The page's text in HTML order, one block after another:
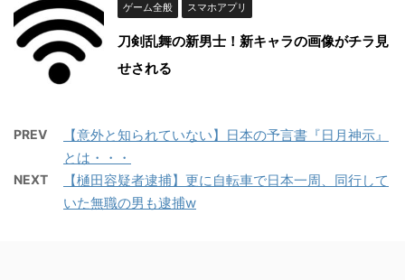
ゲーム全般 スマホアプリ
刀剣乱舞の新男士！新キャラの画像がチラ見
せされる
PREV
【意外と知られていない】日本の予言書『日月神示』
とは・・・
NEXT
【樋田容疑者逮捕】更に自転車で日本一周、同行して
いた無職の男も逮捕w